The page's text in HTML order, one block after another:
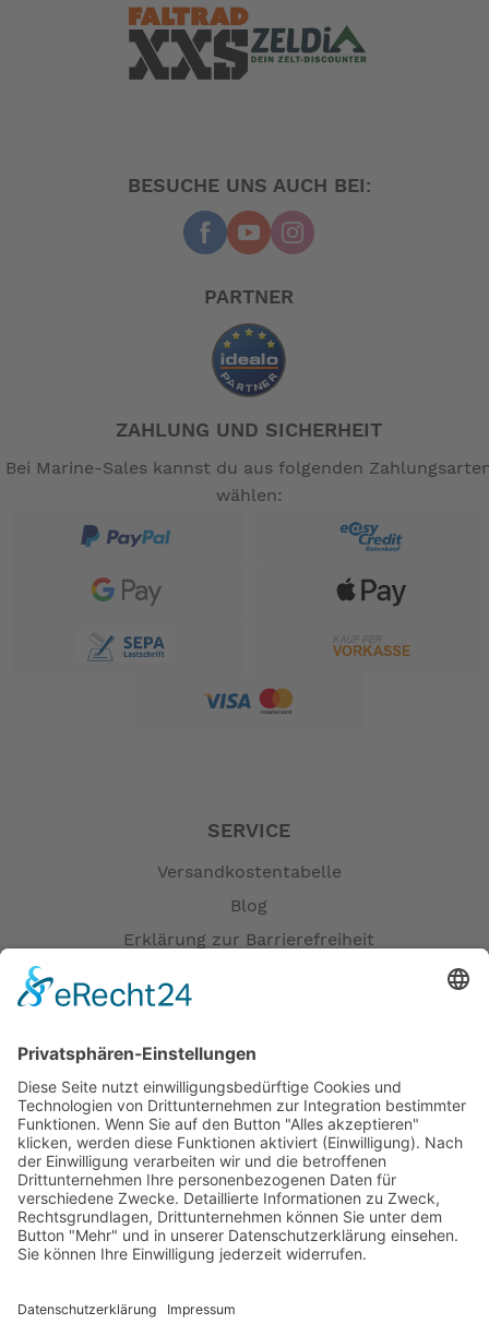
BESUCHE UNS AUCH BEI:
PARTNER
ZAHLUNG UND SICHERHEIT
Bei Marine-Sales kannst du aus folgenden
wählen:
SERVICE
Versandkostentabelle
Blog
Erklärung zur Barrierefreiheit
Verfügbarkeiten
Zahlung und Versand
Datenschutz
Fernabsatz
Widerrufsrecht MS
Widerrufsrecht bei Dienstleistungen